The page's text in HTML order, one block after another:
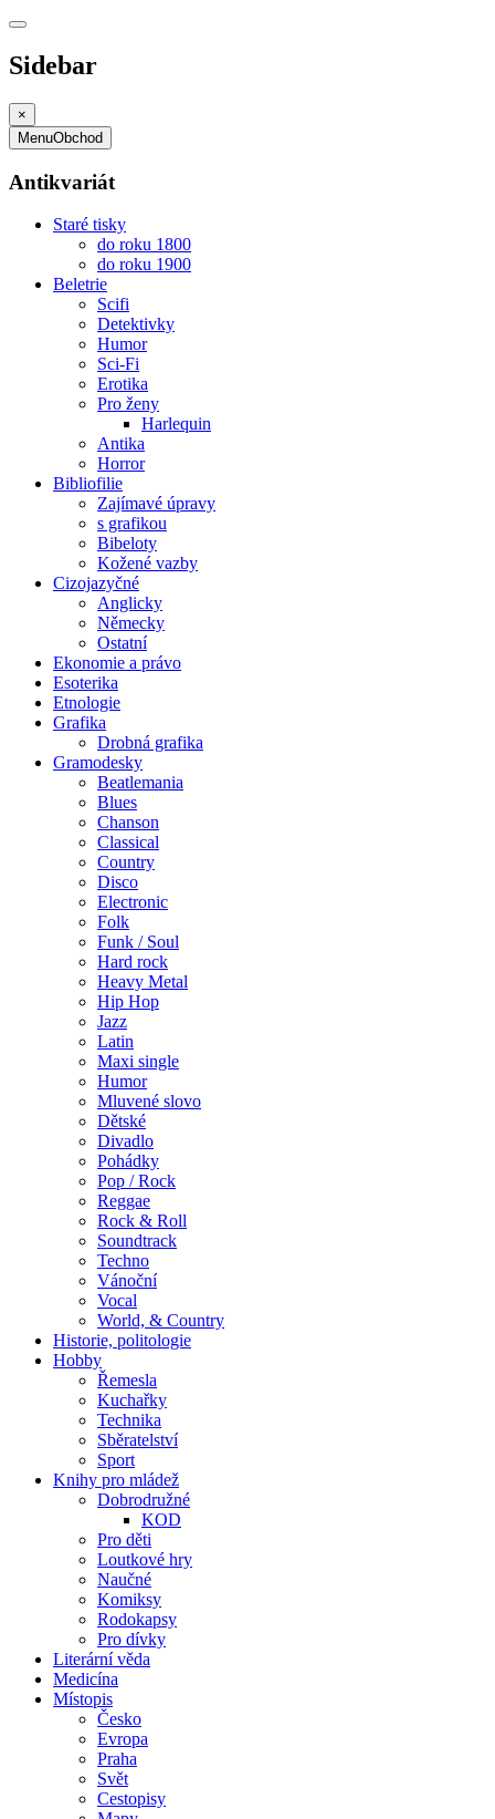
Sidebar
×
MenuObchod
Antikvariát
Staré tisky
do roku 1800
do roku 1900
Beletrie
Scifi
Detektivky
Humor
Sci-Fi
Erotika
Pro ženy
Harlequin
Antika
Horror
Bibliofilie
Zajímavé úpravy
s grafikou
Bibeloty
Kožené vazby
Cizojazyčné
Anglicky
Německy
Ostatní
Ekonomie a právo
Esoterika
Etnologie
Grafika
Drobná grafika
Gramodesky
Beatlemania
Blues
Chanson
Classical
Country
Disco
Electronic
Folk
Funk / Soul
Hard rock
Heavy Metal
Hip Hop
Jazz
Latin
Maxi single
Humor
Mluvené slovo
Dětské
Divadlo
Pohádky
Pop / Rock
Reggae
Rock & Roll
Soundtrack
Techno
Vánoční
Vocal
World, & Country
Historie, politologie
Hobby
Řemesla
Kuchařky
Technika
Sběratelství
Sport
Knihy pro mládež
Dobrodružné
KOD
Pro děti
Loutkové hry
Naučné
Komiksy
Rodokapsy
Pro dívky
Literární věda
Medicína
Místopis
Česko
Evropa
Praha
Svět
Cestopisy